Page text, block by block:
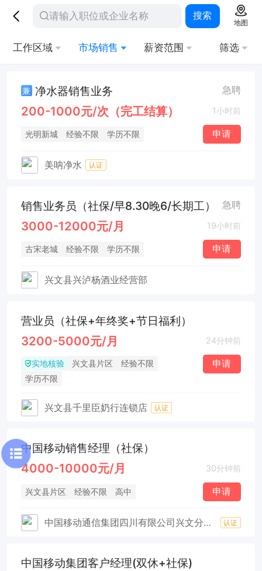
搜索
地图
工作区域 市场销售 薪资范围 筛选
兼 净水器销售业务 急聘
200-1000元/次（完工结算） 1小时前
光明新城 经验不限 学历不限 申请
美呐净水 认证
销售业务员（社保/早8.30晚6/长期工） 急聘
3000-12000元/月 19小时前
古宋老城 经验不限 学历不限 申请
兴文县兴泸杨酒业经营部
营业员（社保+年终奖+节日福利）
3200-5000元/月 24分钟前
实地核验 兴文县片区
经验不限
学历不限
申请
兴文县千里臣奶行连锁店 认证
中国移动销售经理（社保）
4000-10000元/月 30分钟前
兴文县片区 经验不限 高中 申请
中国移动通信集团四川有限公司兴文分公司 认证
中国移动集团客户经理(双休+社保)